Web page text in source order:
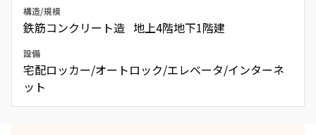
構造/規模
鉄筋コンクリート造 地上4階地下1階建
設備
宅配ロッカー/オートロック/エレベータ/インターネ
ット